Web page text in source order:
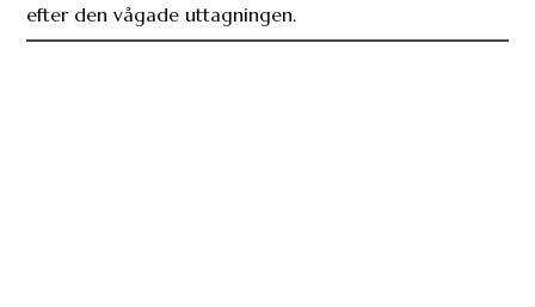
efter den vågade uttagningen.